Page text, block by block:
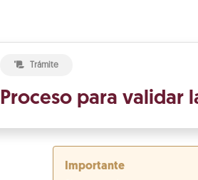
Trámite
Proceso para validar
Importante